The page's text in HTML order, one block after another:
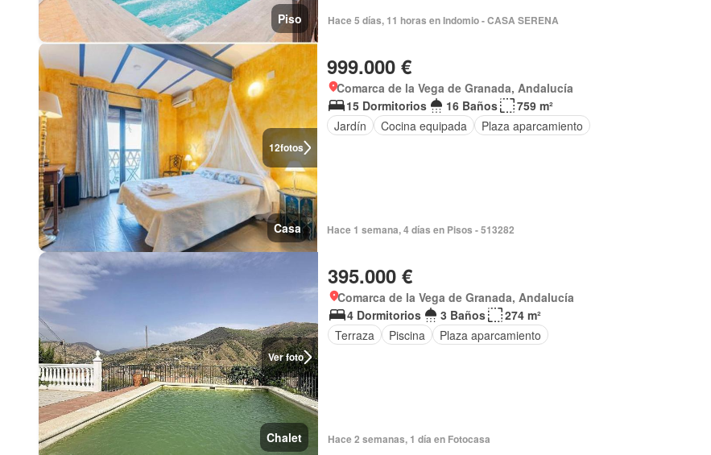
Piso Hace 5 días, 11 horas en Indomio - CASA SERENA
12fotos
Casa
999.000 €
Comarca de la Vega de Granada, Andalucía
15 Dormitorios
16 Baños
759 m²
Jardín
Cocina equipada Plaza aparcamiento
Hace 1 semana, 4 días en Pisos - 513282
Ver foto
Chalet
395.000 €
Comarca de la Vega de Granada, Andalucía
4 Dormitorios
3 Baños
274 m²
Terraza
Piscina Plaza aparcamiento
Hace 2 semanas, 1 día en Fotocasa